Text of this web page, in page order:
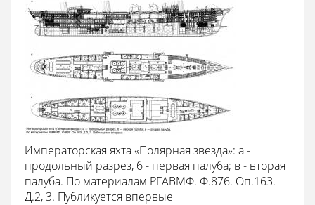
Императорская яхта «Полярная звезда»: а -
продольный разрез, б - первая палуба; в - вторая
палуба. По материалам РГАВМФ. Ф.876. Оп.163.
Д.2, 3. Публикуется впервые